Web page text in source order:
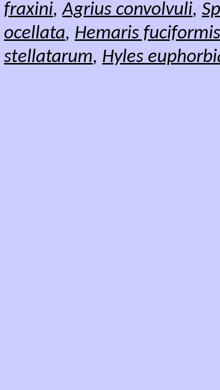
fraxini,Agrius convolvuli,
ocellata, Hemaris fuciformis
stellatarum, Hyles